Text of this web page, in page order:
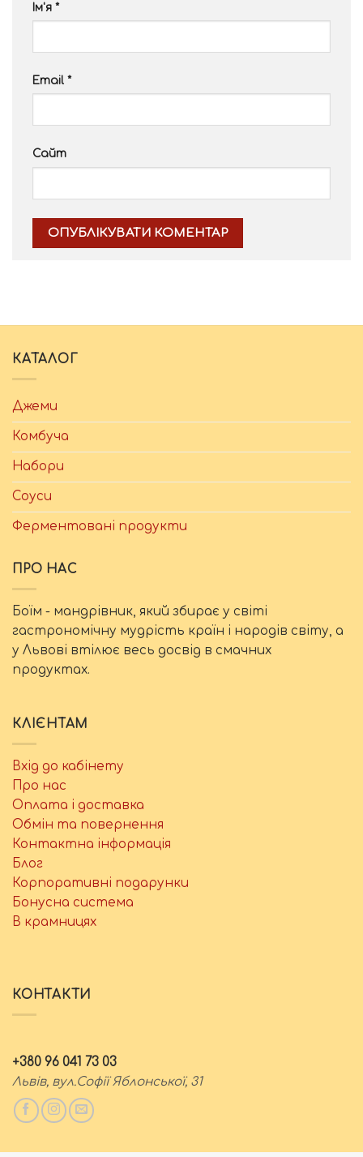
Ім'я *
Email *
Сайт
КАТАЛОГ
Джеми
Комбуча
Набори
Соуси
Ферментовані продукти
ПРО НАС
Боїм - мандрівник, який збирає у світі
гастрономічну мудрість країн і народів світу, а
у Львові втілює весь досвід в смачних
продуктах.
КЛІЄНТАМ
Вхід до кабінету
Про нас
Оплата і доставка
Обмін та повернення
Контактна інформація
Блог
Корпоративні подарунки
Бонусна система
В крамницях
КОНТАКТИ
+380 96 041 73 03
Львів, вул.Софії Яблонської, 31